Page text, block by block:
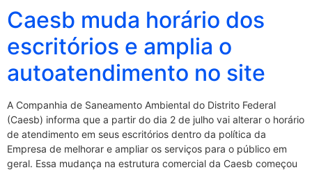
Caesb muda horário dos
escritórios e amplia o
autoatendimento no site
A Companhia de Saneamento Ambiental do Distrito Federal
(Caesb) informa que a partir do dia 2 de julho vai alterar o horário
de atendimento em seus escritórios dentro da política da
Empresa de melhorar e ampliar os serviços para o público em
geral. Essa mudança na estrutura comercial da Caesb começou